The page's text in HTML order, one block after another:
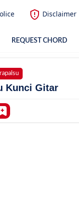
Disclaimer
REQUEST CHORD
Kunci Gitar